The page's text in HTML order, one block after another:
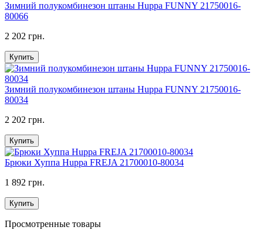
Зимний полукомбинезон штаны Huppa FUNNY 21750016-
80066
2 202 грн.
Купить
Зимний полукомбинезон штаны Huppa FUNNY 21750016-
80034
2 202 грн.
Купить
Брюки Хуппа Huppa FREJA 21700010-80034
1 892 грн.
Купить
Просмотренные товары